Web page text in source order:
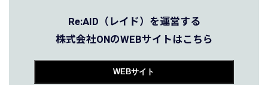
Re:AID（レイド）を運営する
株式会社ONのWEBサイトはこちら
WEBサイト